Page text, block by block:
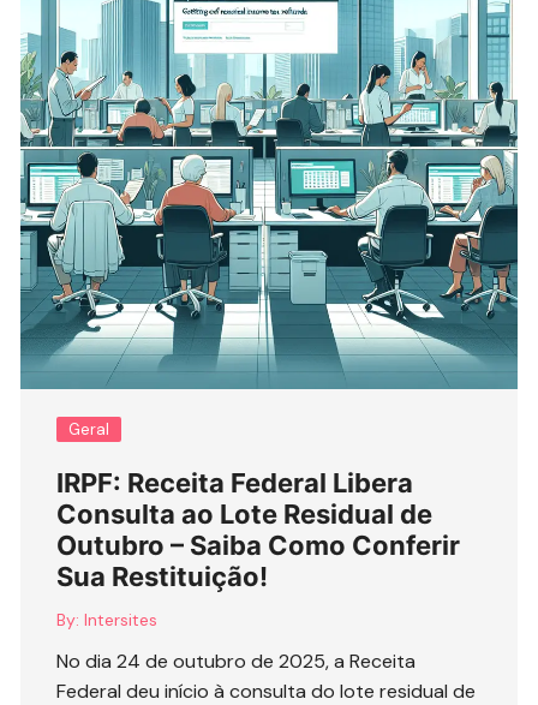
Geral
IRPF: Receita Federal Libera
Consulta ao Lote Residual de
Outubro – Saiba Como Conferir
Sua Restituição!
By: Intersites
No dia 24 de outubro de 2025, a Receita
Federal deu início à consulta do lote residual de